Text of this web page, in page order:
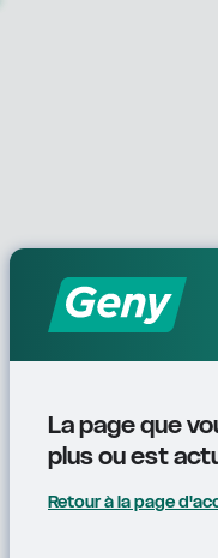
La page que
plus ou est
Retour à la page